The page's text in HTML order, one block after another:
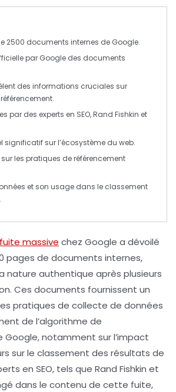
2500 documents internes de Google.
par Google des documents
des informations cruciales sur
référencement.
par des experts en SEO, Rand Fishkin et
significatif sur l’écosystème du web.
les pratiques deréférencement
et son usage dans le classement
fuite massive chez Google a dévoilé
pages de documents internes,
nature authentique après plusieurs
Ces documents fournissent un
pratiques de collecte de données
de l’algorithme de
Google, notamment sur l’impact
sur le classement des résultats de
en SEO, tels que Rand Fishkin et
dans le contenu de cette fuite,